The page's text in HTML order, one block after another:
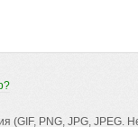
(GIF, PNG, JPG, JPEG.